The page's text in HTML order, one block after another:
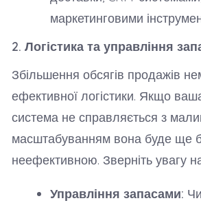
маркетинговими
2. Логістика та управління
Збільшення обсягів продажів
ефективної логістики. Якщо
система не справляється з
масштабуванням вона буде ще
неефективною. Зверніть увагу
Управління запасами: